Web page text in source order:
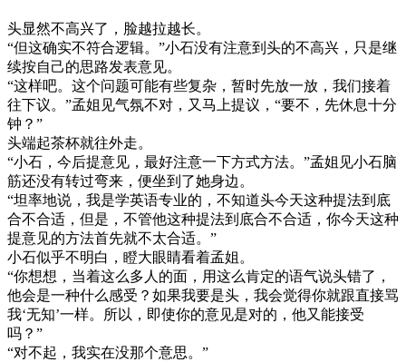
头显然不高兴了，脸越拉越长。
“但这确实不符合逻辑。”小石没有注意到头的不高兴，只是继
续按自己的思路发表意见。
“这样吧。这个问题可能有些复杂，暂时先放一放，我们接着
往下议。”孟姐见气氛不对，又马上提议，“要不，先休息十分
钟？”
头端起茶杯就往外走。
“小石，今后提意见，最好注意一下方式方法。”孟姐见小石脑
筋还没有转过弯来，便坐到了她身边。
“坦率地说，我是学英语专业的，不知道头今天这种提法到底
合不合适，但是，不管他这种提法到底合不合适，你今天这种
提意见的方法首先就不太合适。”
小石似乎不明白，瞪大眼睛看着孟姐。
“你想想，当着这么多人的面，用这么肯定的语气说头错了，
他会是一种什么感受？如果我要是头，我会觉得你就跟直接骂
我‘无知’一样。所以，即使你的意见是对的，他又能接受
吗？”
“对不起，我实在没那个意思。”